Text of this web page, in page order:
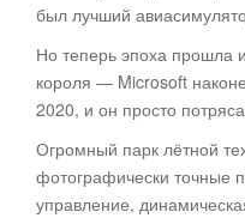
был лучший
Но теперь эпоха прошла
короля — Microsoft
2020, и он просто
Огромный парк лётной
фотографически точные
управление,